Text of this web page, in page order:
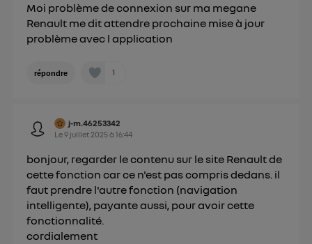
Moi problème de connexion sur ma megane
Renault me dit attendre prochaine mise à jour
problème avec l application
répondre 1
j-m.46253342
Le9 juillet 2025à16:44
bonjour, regarder le contenu sur le site Renault de
cette fonction car ce n'est pas compris dedans. il
faut prendre l'autre fonction (navigation
intelligente), payante aussi, pour avoir cette
fonctionnalité.
cordialement